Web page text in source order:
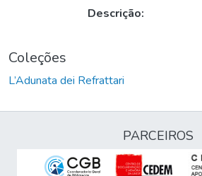
Descrição:
Coleções
L’Adunata dei Refrattari
PARCEIROS